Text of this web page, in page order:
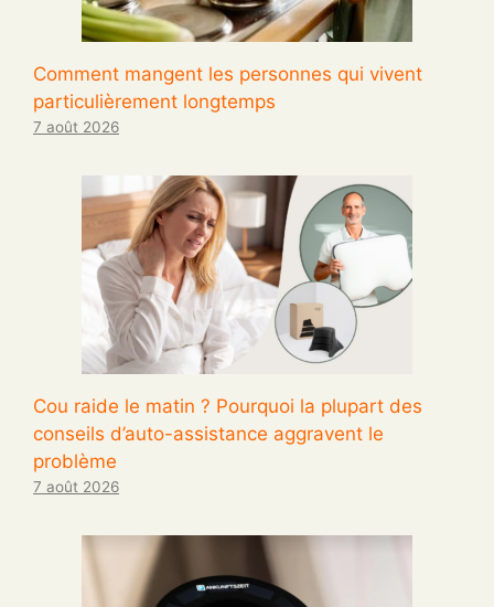
Comment mangent les personnes qui vivent
particulièrement longtemps
7 août 2026
Cou raide le matin ? Pourquoi la plupart des
conseils d’auto-assistance aggravent le
problème
7 août 2026